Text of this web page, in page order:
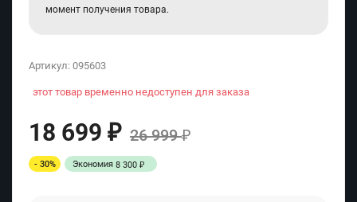
момент получения товара.
Артикул: 095603
этот товар временно недоступен для заказа
18 699 ₽ 26 999₽
- 30% Экономия 8 300 ₽